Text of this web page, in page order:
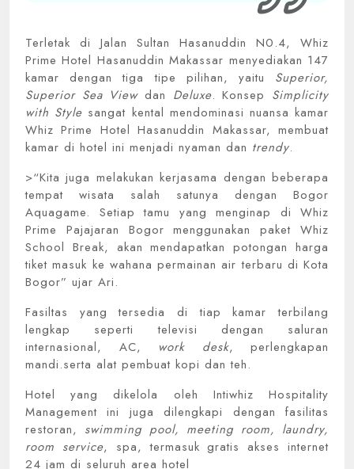
Terletak di Jalan Sultan Hasanuddin N0.4, Whiz
Prime Hotel Hasanuddin Makassar menyediakan 147
kamar dengan tiga tipe pilihan, yaitu Superior,
Superior Sea Viewdan Deluxe. Konsep Simplicity
with Style sangat kental mendominasi nuansa kamar
Whiz Prime Hotel Hasanuddin Makassar, membuat
kamar di hotel ini menjadi nyaman dan trendy.
>“Kita juga melakukan kerjasama dengan beberapa
tempat wisata salah satunya dengan Bogor
Aquagame. Setiap tamu yang menginap di Whiz
Prime Pajajaran Bogor menggunakan paket Whiz
School Break, akan mendapatkan potongan harga
tiket masuk ke wahana permainan air terbaru di Kota
Bogor” ujar Ari.
Fasiltas yang tersedia di tiap kamar terbilang
lengkap seperti televisi dengan saluran
internasional, AC, work desk, perlengkapan
mandi.serta alat pembuat kopi dan teh.
Hotel yang dikelola oleh Intiwhiz Hospitality
Management ini juga dilengkapi dengan fasilitas
restoran, swimming pool, meeting room, laundry,
room service, spa, termasuk gratis akses internet
24 jam di seluruh area hotel